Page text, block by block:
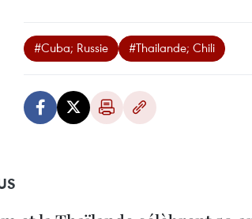
#Cuba; Russie #Thailande; Chili